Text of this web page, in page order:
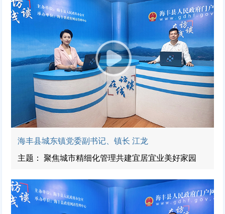
海丰县城东镇党委副书记、镇长 江龙
主题： 聚焦城市精细化管理共建宜居宜业美好家园